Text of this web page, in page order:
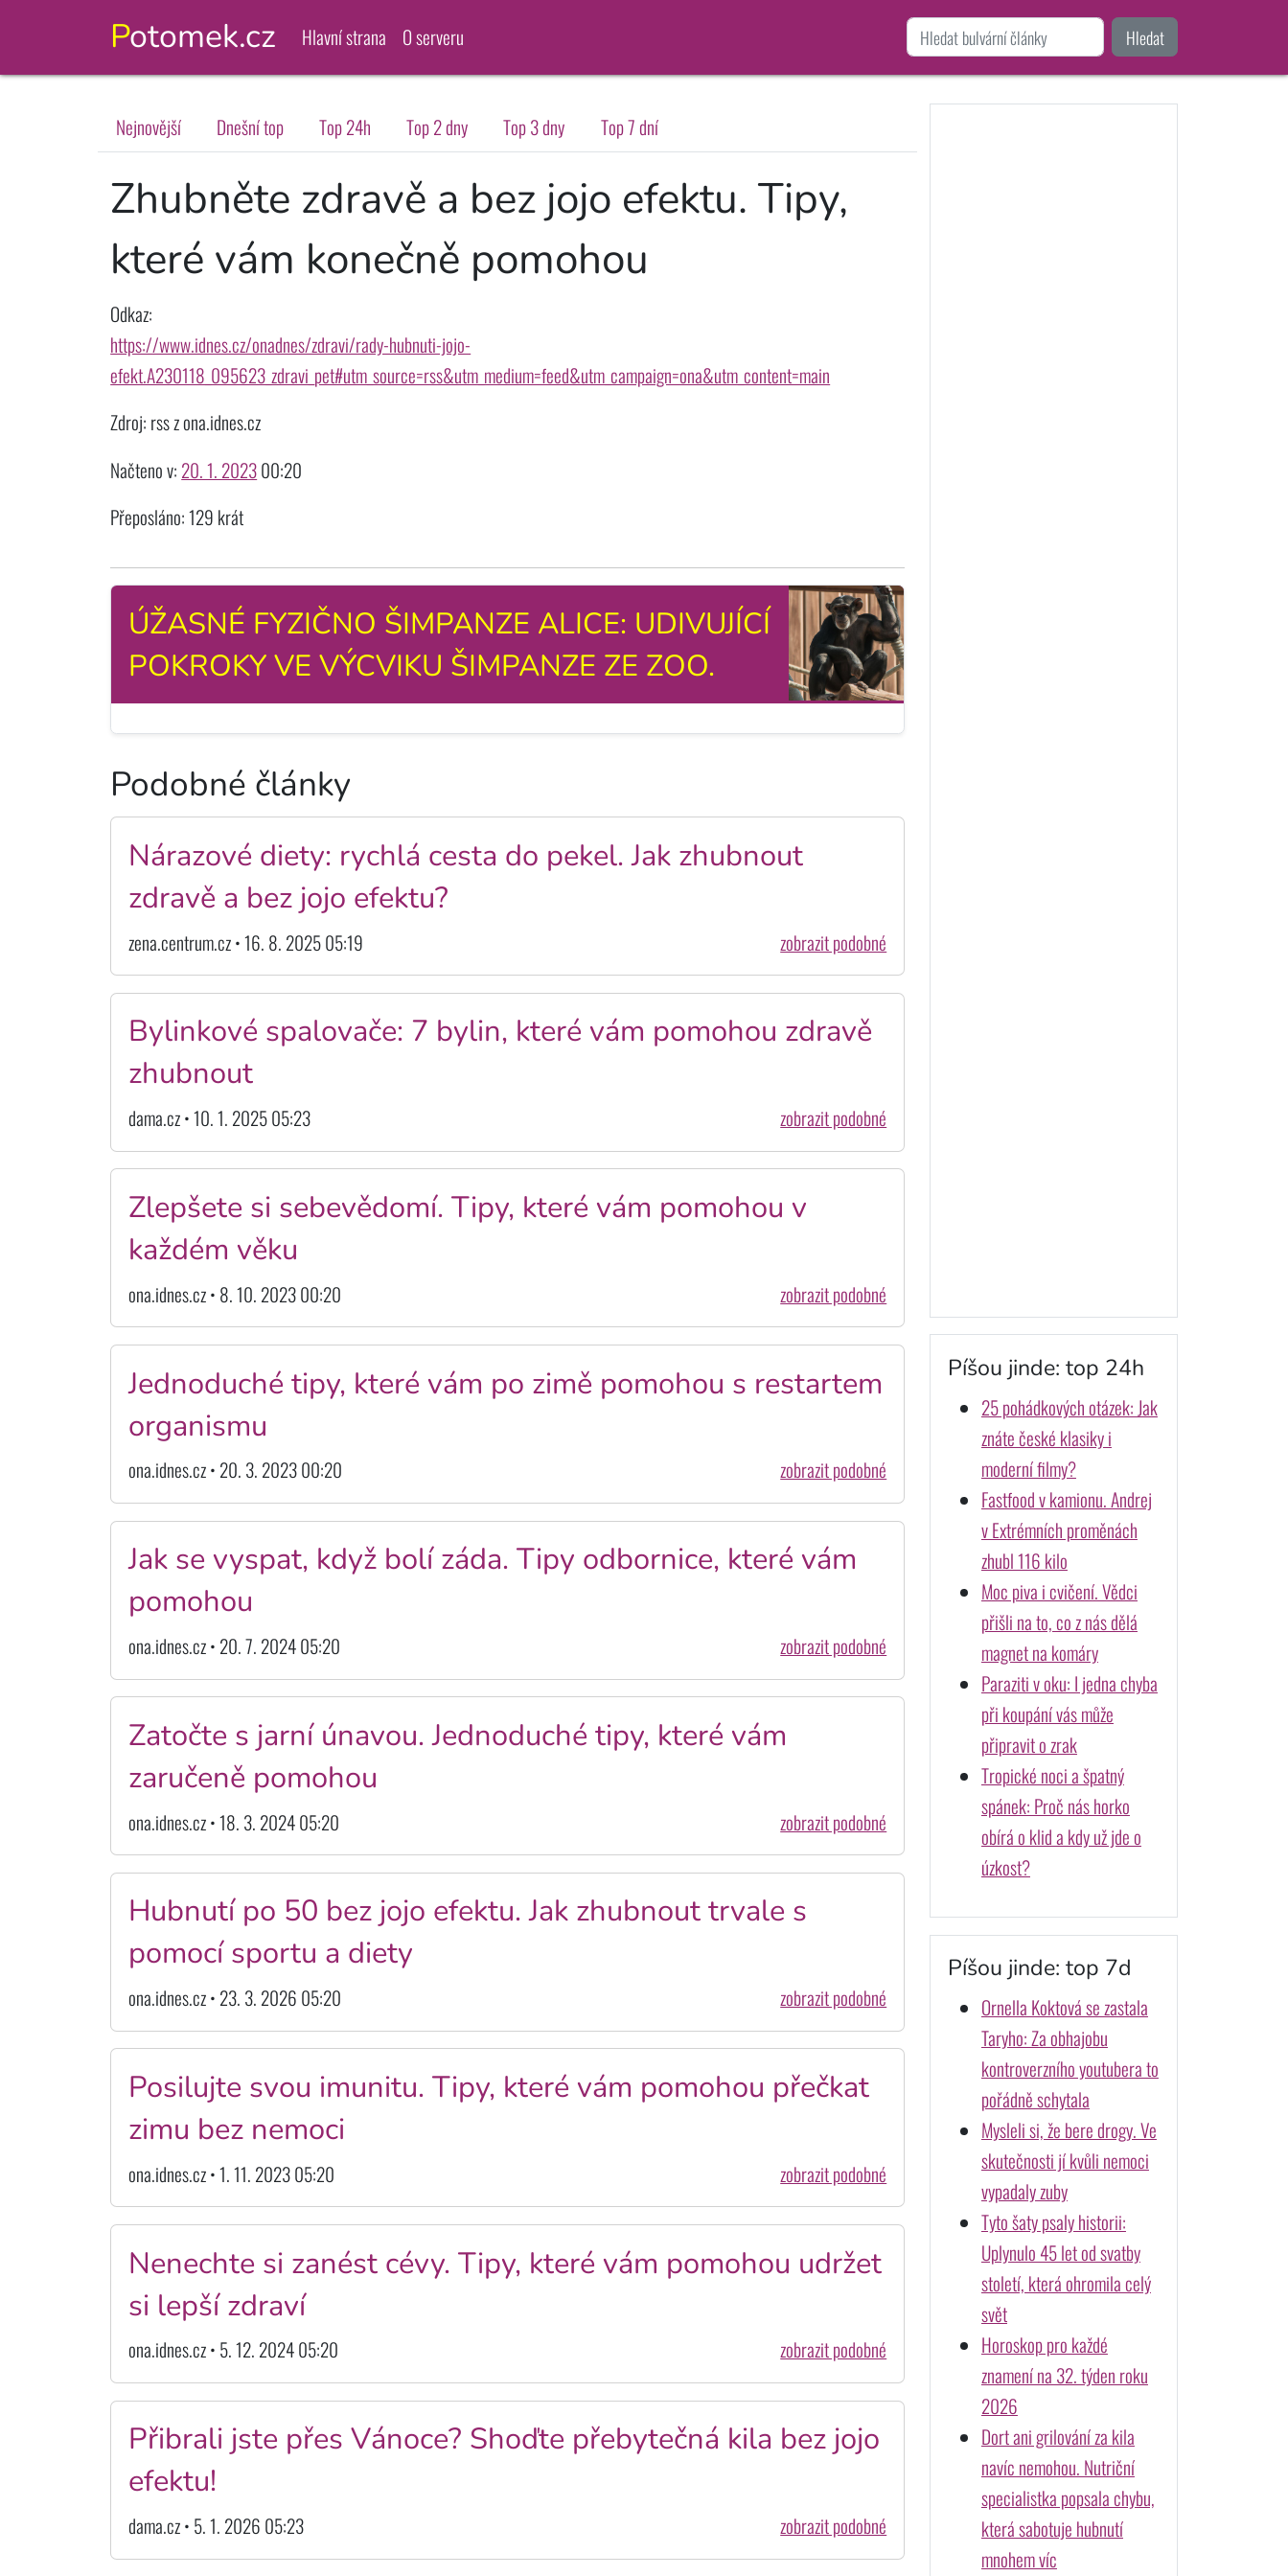
Potomek.cz Hlavní strana O serveru Hledat
Nejnovější Dnešní top Top 24h Top 2 dny Top 3 dny Top 7 dní
Zhubněte zdravě a bez jojo efektu. Tipy,
které vám konečně pomohou
Odkaz:
https://www.idnes.cz/onadnes/zdravi/rady-hubnuti-jojo-
efekt.A230118_095623_zdravi_pet#utm_source=rss&utm_medium=feed&utm_campaign=ona&utm_content=main
Zdroj: rss z ona.idnes.cz
Načteno v: 20. 1. 202300:20
Přeposláno: 129 krát
ÚŽASNÉ FYZIČNO ŠIMPANZE ALICE: UDIVUJÍCÍ
POKROKY VE VÝCVIKU ŠIMPANZE ZE ZOO.
Podobné články
Nárazové diety: rychlá cesta do pekel. Jak zhubnout
zdravě a bez jojo efektu?
zena.centrum.cz • 16. 8. 2025 05:19 zobrazit podobné
Bylinkové spalovače: 7 bylin, které vám pomohou zdravě
zhubnout
dama.cz • 10. 1. 2025 05:23 zobrazit podobné
Zlepšete si sebevědomí. Tipy, které vám pomohou v
každém věku
ona.idnes.cz • 8. 10. 2023 00:20 zobrazit podobné
Jednoduché tipy, které vám po zimě pomohou s restartem
organismu
ona.idnes.cz • 20. 3. 2023 00:20 zobrazit podobné
Jak se vyspat, když bolí záda. Tipy odbornice, které vám
pomohou
ona.idnes.cz • 20. 7. 2024 05:20 zobrazit podobné
Zatočte s jarní únavou. Jednoduché tipy, které vám
zaručeně pomohou
ona.idnes.cz • 18. 3. 2024 05:20 zobrazit podobné
Hubnutí po 50 bez jojo efektu. Jak zhubnout trvale s
pomocí sportu a diety
ona.idnes.cz • 23. 3. 2026 05:20 zobrazit podobné
Posilujte svou imunitu. Tipy, které vám pomohou přečkat
zimu bez nemoci
ona.idnes.cz • 1. 11. 2023 05:20 zobrazit podobné
Nenechte si zanést cévy. Tipy, které vám pomohou udržet
si lepší zdraví
ona.idnes.cz • 5. 12. 2024 05:20 zobrazit podobné
Přibrali jste přes Vánoce? Shoďte přebytečná kila bez jojo
efektu!
dama.cz • 5. 1. 2026 05:23 zobrazit podobné
Píšou jinde: top 24h
25 pohádkových otázek: Jak
znáte české klasiky i
moderní filmy?
Fastfood v kamionu. Andrej
v Extrémních proměnách
zhubl 116 kilo
Moc piva i cvičení. Vědci
přišli na to, co z nás dělá
magnet na komáry
Paraziti v oku: I jedna chyba
při koupání vás může
připravit o zrak
Tropické noci a špatný
spánek: Proč nás horko
obírá o klid a kdy už jde o
úzkost?
Píšou jinde: top 7d
Ornella Koktová se zastala
Taryho: Za obhajobu
kontroverzního youtubera to
pořádně schytala
Mysleli si, že bere drogy. Ve
skutečnosti jí kvůli nemoci
vypadaly zuby
Tyto šaty psaly historii:
Uplynulo 45 let od svatby
století, která ohromila celý
svět
Horoskop pro každé
znamení na 32. týden roku
2026
Dort ani grilování za kila
navíc nemohou. Nutriční
specialistka popsala chybu,
která sabotuje hubnutí
mnohem víc